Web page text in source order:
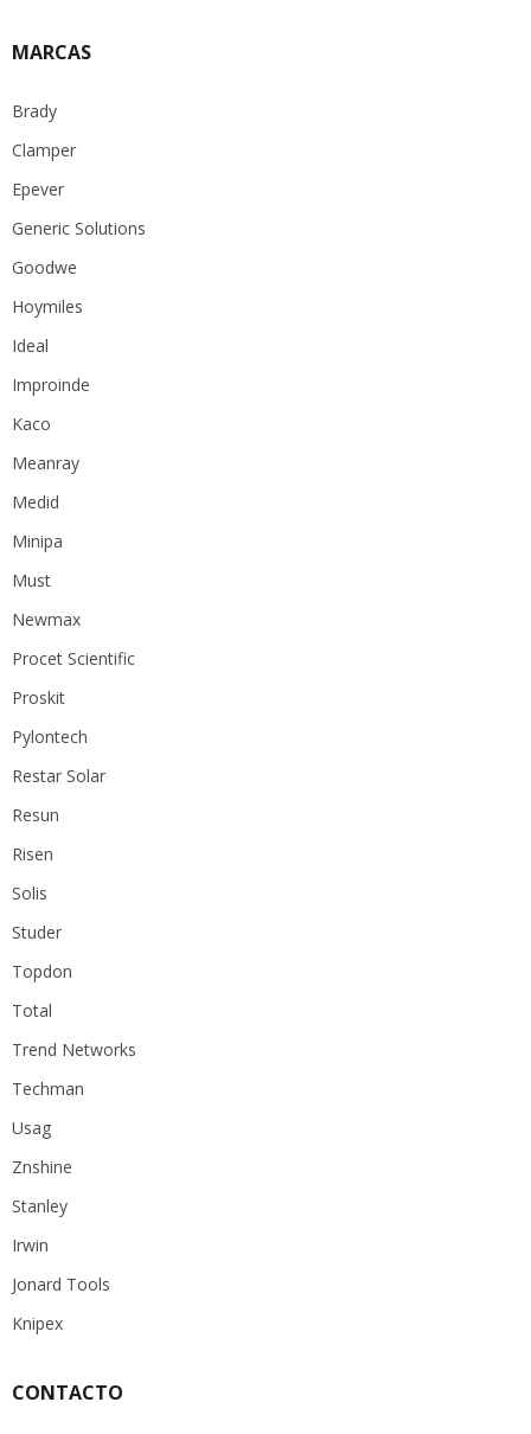
MARCAS
Brady
Clamper
Epever
Generic Solutions
Goodwe
Hoymiles
Ideal
Improinde
Kaco
Meanray
Medid
Minipa
Must
Newmax
Procet Scientific
Proskit
Pylontech
Restar Solar
Resun
Risen
Solis
Studer
Topdon
Total
Trend Networks
Techman
Usag
Znshine
Stanley
Irwin
Jonard Tools
Knipex
CONTACTO